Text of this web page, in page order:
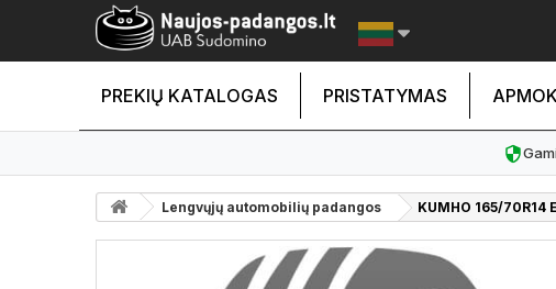
PREKIŲ KATALOGAS PRISTATYMAS
Lengvųjų automobilių padangos KUMHO 165/70R14